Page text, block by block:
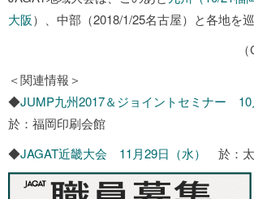
大阪）、中部（2018/1/25名古屋）と各地を
＜関連情報＞
◆JUMP九州2017＆ジョイントセミナー 10
於：福岡印刷会館
◆JAGAT近畿大会 11月29日（水） 於：